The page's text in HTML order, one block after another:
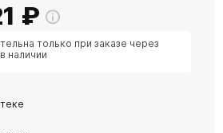
₽
только при заказе через
наличии